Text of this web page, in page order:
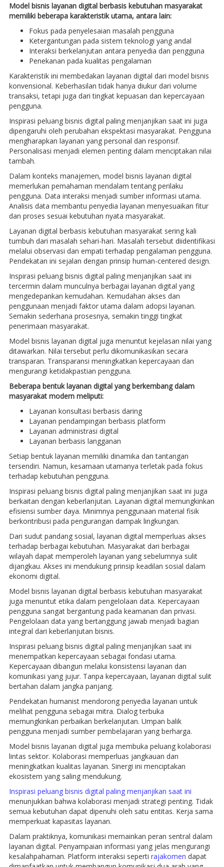
Model bisnis layanan digital berbasis kebutuhan masyarakat
memiliki beberapa karakteristik utama, antara lain:
Fokus pada penyelesaian masalah pengguna
Ketergantungan pada sistem teknologi yang andal
Interaksi berkelanjutan antara penyedia dan pengguna
Penekanan pada kualitas pengalaman
Karakteristik ini membedakan layanan digital dari model bisnis
konvensional. Keberhasilan tidak hanya diukur dari volume
transaksi, tetapi juga dari tingkat kepuasan dan kepercayaan
pengguna.
Inspirasi peluang bisnis digital paling menjanjikan saat ini juga
dipengaruhi oleh perubahan ekspektasi masyarakat. Pengguna
mengharapkan layanan yang personal dan responsif.
Personalisasi menjadi elemen penting dalam menciptakan nilai
tambah.
Dalam konteks manajemen, model bisnis layanan digital
memerlukan pemahaman mendalam tentang perilaku
pengguna. Data interaksi menjadi sumber informasi utama.
Analisis data membantu penyedia layanan menyesuaikan fitur
dan proses sesuai kebutuhan nyata masyarakat.
Layanan digital berbasis kebutuhan masyarakat sering kali
tumbuh dari masalah sehari-hari. Masalah tersebut diidentifikasi
melalui observasi dan empati terhadap pengalaman pengguna.
Pendekatan ini sejalan dengan prinsip human-centered design.
Inspirasi peluang bisnis digital paling menjanjikan saat ini
tercermin dalam munculnya berbagai layanan digital yang
mengedepankan kemudahan. Kemudahan akses dan
penggunaan menjadi faktor utama dalam adopsi layanan.
Semakin sederhana prosesnya, semakin tinggi tingkat
penerimaan masyarakat.
Model bisnis layanan digital juga menuntut kejelasan nilai yang
ditawarkan. Nilai tersebut perlu dikomunikasikan secara
transparan. Transparansi meningkatkan kepercayaan dan
mengurangi ketidakpastian pengguna.
Beberapa bentuk layanan digital yang berkembang dalam
masyarakat modern meliputi:
Layanan konsultasi berbasis daring
Layanan pendampingan berbasis platform
Layanan administrasi digital
Layanan berbasis langganan
Setiap bentuk layanan memiliki dinamika dan tantangan
tersendiri. Namun, kesamaan utamanya terletak pada fokus
terhadap kebutuhan pengguna.
Inspirasi peluang bisnis digital paling menjanjikan saat ini juga
berkaitan dengan keberlanjutan. Layanan digital memungkinkan
efisiensi sumber daya. Minimnya penggunaan material fisik
berkontribusi pada pengurangan dampak lingkungan.
Dari sudut pandang sosial, layanan digital memperluas akses
terhadap berbagai kebutuhan. Masyarakat dari berbagai
wilayah dapat memperoleh layanan yang sebelumnya sulit
dijangkau. Akses ini mendukung prinsip keadilan sosial dalam
ekonomi digital.
Model bisnis layanan digital berbasis kebutuhan masyarakat
juga menuntut etika dalam pengelolaan data. Kepercayaan
pengguna sangat bergantung pada keamanan dan privasi.
Pengelolaan data yang bertanggung jawab menjadi bagian
integral dari keberlanjutan bisnis.
Inspirasi peluang bisnis digital paling menjanjikan saat ini
menempatkan kepercayaan sebagai fondasi utama.
Kepercayaan dibangun melalui konsistensi layanan dan
komunikasi yang jujur. Tanpa kepercayaan, layanan digital sulit
bertahan dalam jangka panjang.
Pendekatan humanist mendorong penyedia layanan untuk
melihat pengguna sebagai mitra. Dialog terbuka
memungkinkan perbaikan berkelanjutan. Umpan balik
pengguna menjadi sumber pembelajaran yang berharga.
Model bisnis layanan digital juga membuka peluang kolaborasi
lintas sektor. Kolaborasi memperluas jangkauan dan
meningkatkan kualitas layanan. Sinergi ini menciptakan
ekosistem yang saling mendukung.
Inspirasi peluang bisnis digital paling menjanjikan saat ini
menunjukkan bahwa kolaborasi menjadi strategi penting. Tidak
semua kebutuhan dapat dipenuhi oleh satu entitas. Kerja sama
memperkuat kapasitas layanan.
Dalam praktiknya, komunikasi memainkan peran sentral dalam
layanan digital. Penyampaian informasi yang jelas mengurangi
kesalahpahaman. Platform interaksi seperti rajakomen dapat